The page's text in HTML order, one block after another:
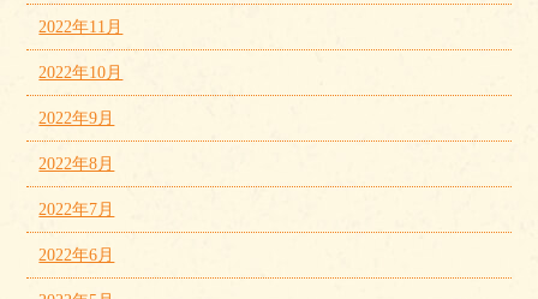
2022年11月
2022年10月
2022年9月
2022年8月
2022年7月
2022年6月